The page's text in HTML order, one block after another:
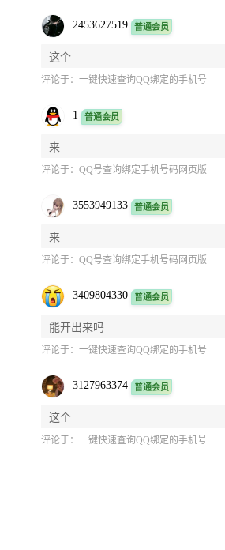
2453627519 普通会员
这个
评论于：一键快速查询QQ绑定的手机号
1 普通会员
来
评论于：QQ号查询绑定手机号码网页版
3553949133 普通会员
来
评论于：QQ号查询绑定手机号码网页版
3409804330 普通会员
能开出来吗
评论于：一键快速查询QQ绑定的手机号
3127963374 普通会员
这个
评论于：一键快速查询QQ绑定的手机号